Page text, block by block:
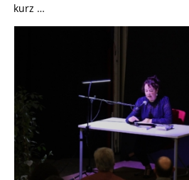
kurz …